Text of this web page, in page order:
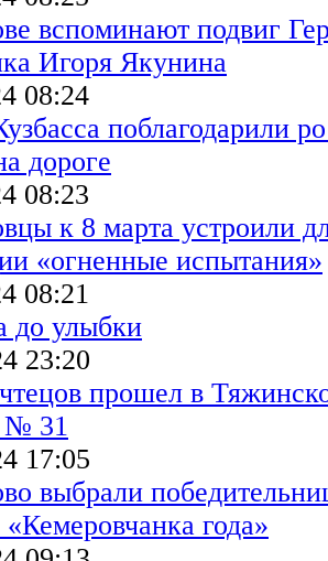
вспоминают подвиг
Игоря Якунина
08:24
поблагодарили
дороге
08:23
к 8 марта устроили
«огненные испытания»
08:21
до улыбки
23:20
прошел в
№ 31
17:05
выбрали
года»